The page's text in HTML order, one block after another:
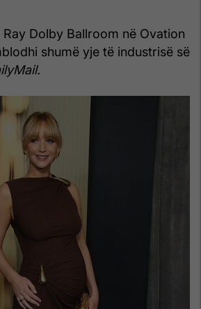
Dolby Ballroom në Ovation
shumë yje të industrisë së